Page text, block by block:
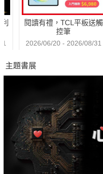
閱讀有禮，TCL平板送觸
控筆
2026/06/20 - 2026/08/31
主題書展